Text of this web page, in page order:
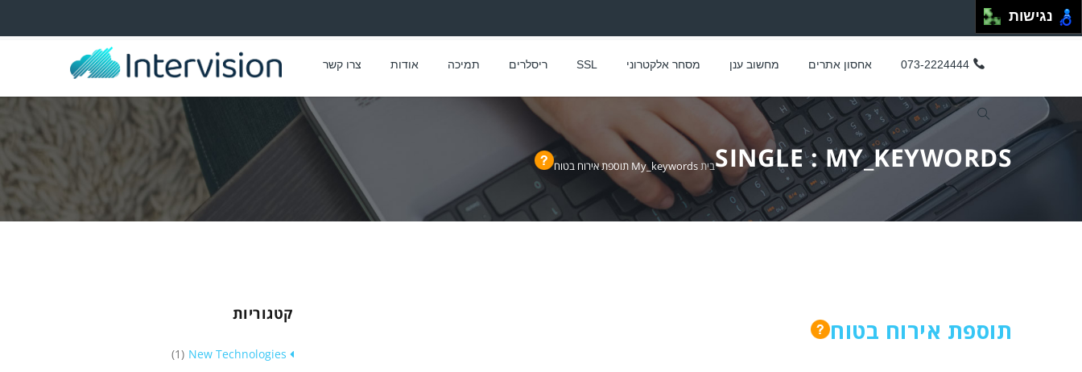
אחסון אתרים מחשוב ענן מסחר אלקטרוני SSL ריסלרים תמיכה אודות צרו קשר
SINGLE : MY_KEYWORDSביתMy_keywords תוספת אירוח בטוח
תוספת אירוח בטוח
קטגוריות
New Technologies
(1)
נגישות